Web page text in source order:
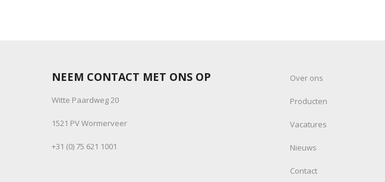
NEEM CONTACT MET ONS OP
Witte Paardweg 20
1521 PV Wormerveer
+31 (0) 75 621 1001
Over ons
Producten
Vacatures
Nieuws
Contact